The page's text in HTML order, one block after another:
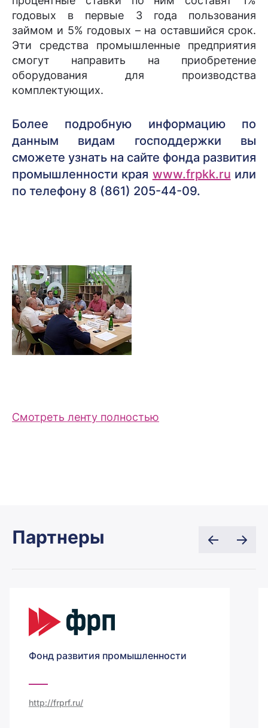
годовых в первые 3 года пользования
займом и 5% годовых – на оставшийся срок.
Эти средства промышленные предприятия
смогут направить на приобретение
оборудования для производства
комплектующих.
Более подробную информацию по
данным видам господдержки вы
сможете узнать на сайте фонда развития
промышленности края www.frpkk.ru или
по телефону 8 (861) 205-44-09.
Смотреть ленту полностью
Партнеры
Фонд развития промышленности
http://frprf.ru/